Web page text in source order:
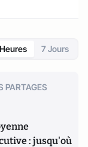
7 Jours
PARTAGES
: jusqu'où